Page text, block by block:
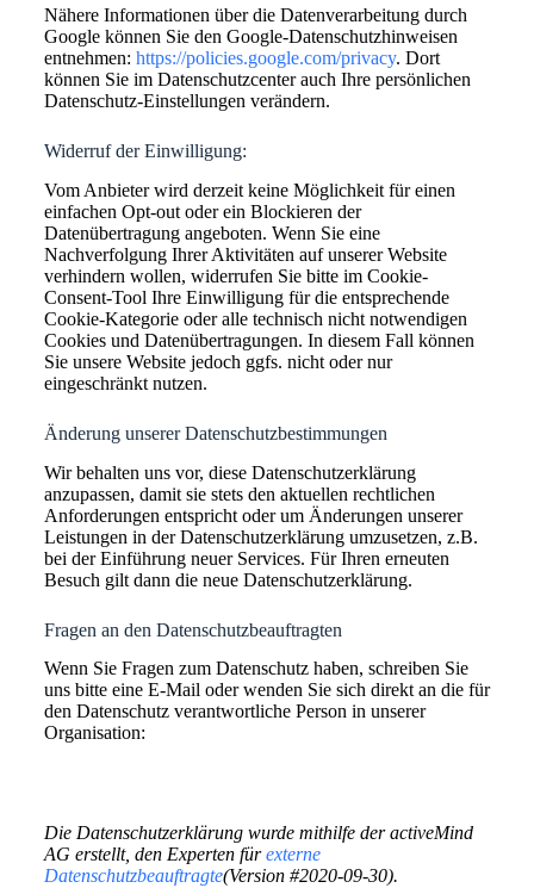
Nähere Informationen über die Datenverarbeitung durch
Google können Sie den Google-Datenschutzhinweisen
entnehmen: https://policies.google.com/privacy. Dort
können Sie im Datenschutzcenter auch Ihre persönlichen
Datenschutz-Einstellungen verändern.
Widerruf der Einwilligung:
Vom Anbieter wird derzeit keine Möglichkeit für einen
einfachen Opt-out oder ein Blockieren der
Datenübertragung angeboten. Wenn Sie eine
Nachverfolgung Ihrer Aktivitäten auf unserer Website
verhindern wollen, widerrufen Sie bitte im Cookie-
Consent-Tool Ihre Einwilligung für die entsprechende
Cookie-Kategorie oder alle technisch nicht notwendigen
Cookies und Datenübertragungen. In diesem Fall können
Sie unsere Website jedoch ggfs. nicht oder nur
eingeschränkt nutzen.
Änderung unserer Datenschutzbestimmungen
Wir behalten uns vor, diese Datenschutzerklärung
anzupassen, damit sie stets den aktuellen rechtlichen
Anforderungen entspricht oder um Änderungen unserer
Leistungen in der Datenschutzerklärung umzusetzen, z.B.
bei der Einführung neuer Services. Für Ihren erneuten
Besuch gilt dann die neue Datenschutzerklärung.
Fragen an den Datenschutzbeauftragten
Wenn Sie Fragen zum Datenschutz haben, schreiben Sie
uns bitte eine E-Mail oder wenden Sie sich direkt an die für
den Datenschutz verantwortliche Person in unserer
Organisation:
Die Datenschutzerklärung wurde mithilfe der activeMind
AG erstellt, den Experten fürexterne
Datenschutzbeauftragte(Version #2020-09-30).